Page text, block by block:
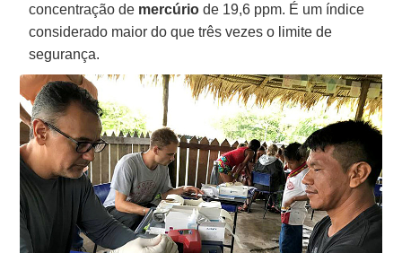
concentração de mercúrio de 19,6 ppm. É um índice
considerado maior do que três vezes o limite de
segurança.